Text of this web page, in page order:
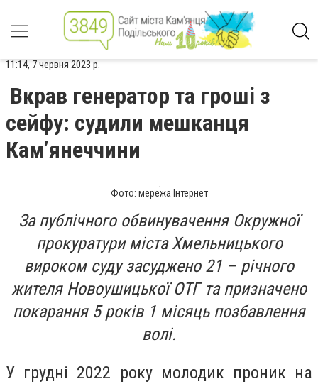
11:14, 7 червня 2023 р.
Вкрав генератор та гроші з
сейфу: судили мешканця
Кам’янеччини
Фото: мережа Інтернет
За публічного обвинувачення Окружної
прокуратури міста Хмельницького
вироком суду засуджено 21 – річного
жителя Новоушицької ОТГ та призначено
покарання 5 років 1 місяць позбавлення
волі.
У грудні 2022 року молодик проник на